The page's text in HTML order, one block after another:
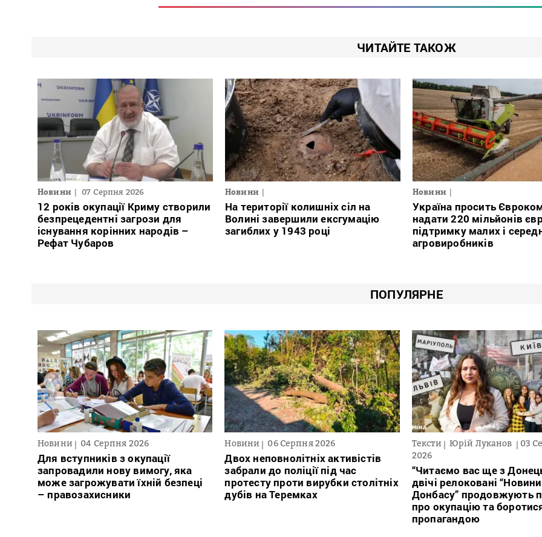
ЧИТАЙТЕ ТАКОЖ
Новини 07 Серпня 2026
12 років окупації Криму створили
безпрецедентні загрози для
існування корінних народів –
Рефат Чубаров
Новини
На території колишніх сіл на
Волині завершили ексгумацію
загиблих у 1943 році
Новини
Україна просить
надати 220 мільйонів
підтримку малих і
агровиробників
ПОПУЛЯРНЕ
Новини 04 Серпня 2026
Для вступників з окупації
запровадили нову вимогу, яка
може загрожувати їхній безпеці
– правозахисники
Новини 06 Серпня 2026
Двох неповнолітніх активістів
забрали до поліції під час
протесту проти вирубки столітніх
дубів на Теремках
Тексти Юрій Луканов
03
2026
“Читаємо вас ще з
двічі релоковані “Новини
Донбасу” продовжують
про окупацію та
пропагандою